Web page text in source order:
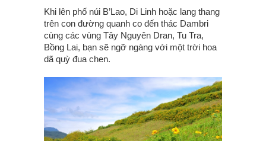
Khi lên phố núi B’Lao, Di Linh hoặc lang thang
trên con đường quanh co đến thác Dambri
cùng các vùng Tây Nguyên Dran, Tu Tra,
Bồng Lai, bạn sẽ ngỡ ngàng với một trời hoa
dã quỳ đua chen.